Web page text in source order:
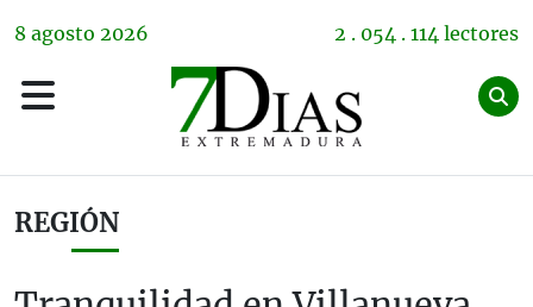
8 agosto 2026 2 . 054 . 114 lectores
REGIÓN